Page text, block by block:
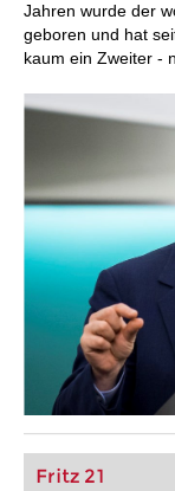
Jahren wurde der
geboren und hat
kaum ein Zweiter -
Fritz 21